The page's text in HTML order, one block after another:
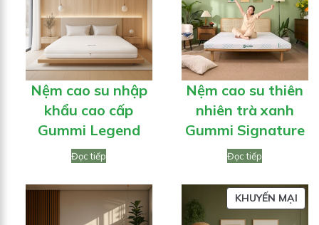
Nệm cao su nhập
khẩu cao cấp
Gummi Legend
Đọc tiếp
GIÁ
Nệm cao su thiên
nhiên trà xanh
Gummi Signature
Đọc tiếp
KHUYẾN MẠISẢN